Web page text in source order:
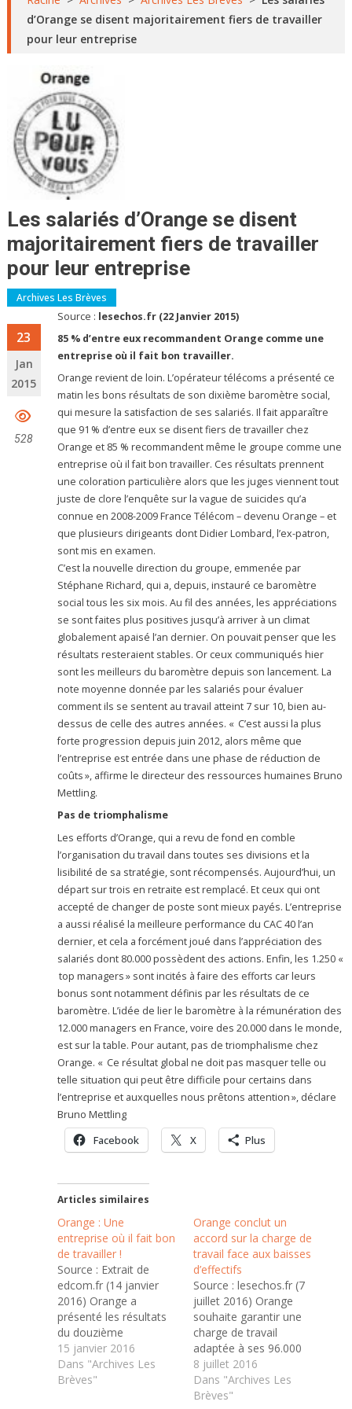
d’Orange se disent majoritairement fiers de travailler
pour leur entreprise
Les salariés d’Orange se disent
majoritairement fiers de travailler
pour leur entreprise
Archives Les Brèves
23
Jan
2015
528
Source : lesechos.fr (22 Janvier 2015)
85 % d’entre eux recommandent Orange comme une
entreprise où il fait bon travailler.
Orange revient de loin. L’opérateur télécoms a présenté ce
matin les bons résultats de son dixième baromètre social,
qui mesure la satisfaction de ses salariés. Il fait apparaître
que 91 % d’entre eux se disent fiers de travailler chez
Orange et 85 % recommandent même le groupe comme une
entreprise où il fait bon travailler. Ces résultats prennent
une coloration particulière alors que les juges viennent tout
juste de clore l’enquête sur la vague de suicides qu’a
connue en 2008-2009 France Télécom – devenu Orange – et
que plusieurs dirigeants dont Didier Lombard, l’ex-patron,
sont mis en examen.
C’est la nouvelle direction du groupe, emmenée par
Stéphane Richard, qui a, depuis, instauré ce baromètre
social tous les six mois. Au fil des années, les appréciations
se sont faites plus positives jusqu’à arriver à un climat
globalement apaisé l’an dernier. On pouvait penser que les
résultats resteraient stables. Or ceux communiqués hier
sont les meilleurs du baromètre depuis son lancement. La
note moyenne donnée par les salariés pour évaluer
comment ils se sentent au travail atteint 7 sur 10, bien au-
dessus de celle des autres années. « C’est aussi la plus
forte progression depuis juin 2012, alors même que
l’entreprise est entrée dans une phase de réduction de
coûts », affirme le directeur des ressources humaines Bruno
Mettling.
Pas de triomphalisme
Les efforts d’Orange, qui a revu de fond en comble
l’organisation du travail dans toutes ses divisions et la
lisibilité de sa stratégie, sont récompensés. Aujourd’hui, un
départ sur trois en retraite est remplacé. Et ceux qui ont
accepté de changer de poste sont mieux payés. L’entreprise
a aussi réalisé la meilleure performance du CAC 40 l’an
dernier, et cela a forcément joué dans l’appréciation des
salariés dont 80.000 possèdent des actions. Enfin, les 1.250 «
top managers » sont incités à faire des efforts car leurs
bonus sont notamment définis par les résultats de ce
baromètre. L’idée de lier le baromètre à la rémunération des
12.000 managers en France, voire des 20.000 dans le monde,
est sur la table. Pour autant, pas de triomphalisme chez
Orange. « Ce résultat global ne doit pas masquer telle ou
telle situation qui peut être difficile pour certains dans
l’entreprise et auxquelles nous prêtons attention », déclare
Bruno Mettling
Facebook X Plus
Articles similaires
Orange : Une
entreprise où il fait bon
de travailler !
Source : Extrait de
edcom.fr (14 janvier
2016) Orange a
présenté les résultats
du douzième
baromètre social,
réalisé en novembre
2015 auprès de 4 000
15 janvier 2016
Dans "Archives Les
Brèves"
Orange conclut un
accord sur la charge de
travail face aux baisses
d’effectifs
Source : lesechos.fr (7
juillet 2016) Orange
souhaite garantir une
charge de travail
adaptée à ses 96.000
salariés. Le groupe a
prévu près de 25.000
départs à la retraite
8 juillet 2016
Dans "Archives Les
Brèves"